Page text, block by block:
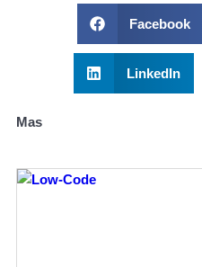
Facebook
LinkedIn
Mas